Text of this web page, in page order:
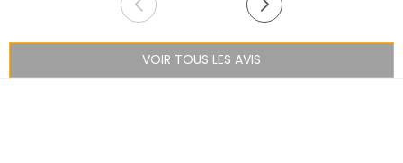
VOIR TOUS LES AVIS